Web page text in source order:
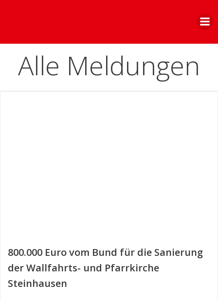
Alle Meldungen
800.000 Euro vom Bund für die Sanierung
der Wallfahrts- und Pfarrkirche
Steinhausen